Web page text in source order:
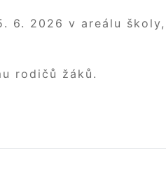
6. 2026 v areálu
rodičů žáků.